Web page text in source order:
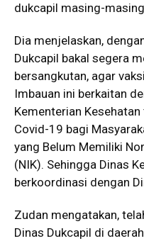
dukcapil masing-
Dia menjelaskan,
Dukcapil bakal segera
bersangkutan, agar
Imbauan ini berkaitan
Kementerian
Covid-19 bagi
yang Belum Memiliki
(NIK). Sehingga Dinas
berkoordinasi dengan
Zudan mengatakan,
Dinas Dukcapil di